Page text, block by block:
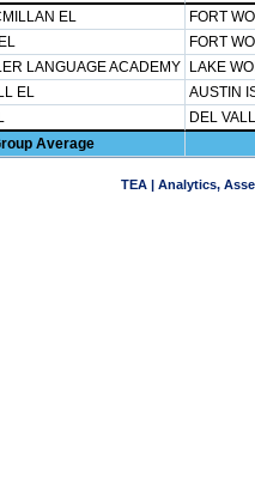
EL
FORT
FORT
LANGUAGE ACADEMY
LAKE
EL
AUSTIN
DEL
Average
TEA | Analytics,